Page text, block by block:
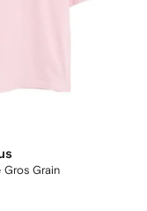
Gros Grain